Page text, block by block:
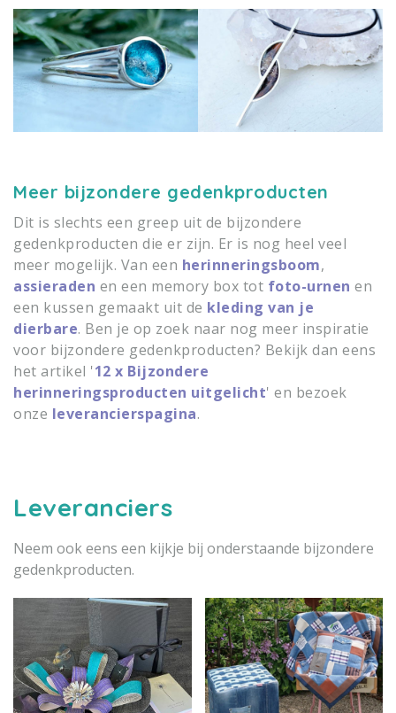
Meer bijzondere gedenkproducten
Dit is slechts een greep uit de bijzondere
gedenkproducten die er zijn. Er is nog heel veel
meer mogelijk. Van een herinneringsboom,
assieraden en een memory box tot foto-urnen en
een kussen gemaakt uit de kleding van je
dierbare. Ben je op zoek naar nog meer inspiratie
voor bijzondere gedenkproducten? Bekijk dan eens
het artikel '12 x Bijzondere
herinneringsproducten uitgelicht' en bezoek
onze leverancierspagina.
Leveranciers
Neem ook eens een kijkje bij onderstaande bijzondere
gedenkproducten.